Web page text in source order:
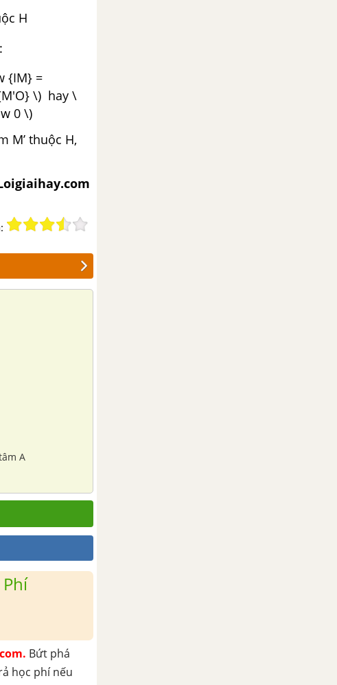
H
{IM} =
\) hay \
0 \)
M’ thuộc H,
vị tự tâm A
Bứt phá
học phí nếu